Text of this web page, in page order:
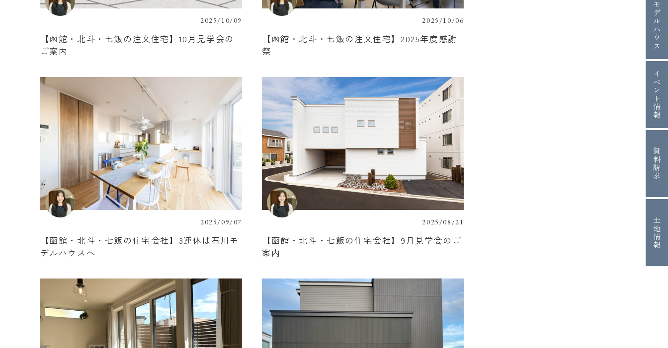
モデルハウス
イベント情報
資料請求
土地情報
2025/10/09
【函館・北斗・七飯の注文住宅】10月見学会の
ご案内
2025/10/06
【函館・北斗・七飯の注文住宅】2025年度感謝
祭
2025/09/07
【函館・北斗・七飯の住宅会社】3連休は石川モ
デルハウスへ
2025/08/21
【函館・北斗・七飯の住宅会社】9月見学会のご
案内